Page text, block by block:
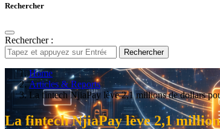
Rechercher
Rechercher :
Rechercher
Home
Articles & Reports
La fintech NjiaPay lève 2,1 millions de dollars
La fintech NjiaPay lève 2,1